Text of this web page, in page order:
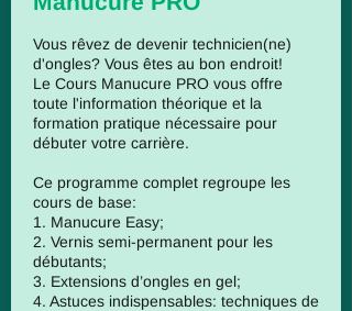
Vous rêvez de devenir technicien(ne)
d'ongles? Vous êtes au bon endroit!
Le Cours Manucure PRO vous offre
toute l'information théorique et la
formation pratique nécessaire pour
débuter votre carrière.
Ce programme complet regroupe les
cours de base:
1. Manucure Easy;
2. Vernis semi-permanent pour les
débutants;
3. Extensions d’ongles en gel;
4. Astuces indispensables: techniques de